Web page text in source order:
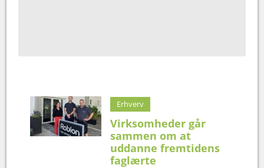
Erhverv
Virksomheder går
sammen om at
uddanne fremtidens
faglærte